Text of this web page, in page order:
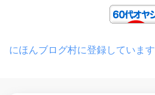
にほんブログ村に登録しています